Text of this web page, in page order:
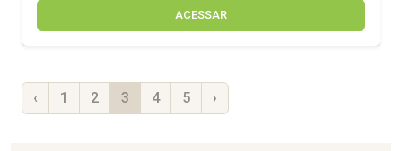
ACESSAR
‹ 1 2 3 4 5 ›